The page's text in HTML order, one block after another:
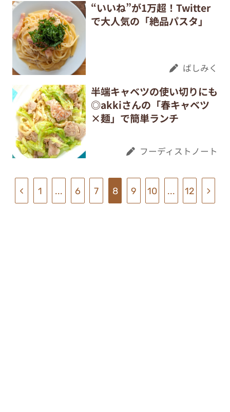
“いいね”が1万超！Twitter
で大人気の「絶品パスタ」
ばしみく
半端キャベツの使い切りにも
◎akkiさんの「春キャベツ
×麺」で簡単ランチ
フーディストノート
1 ... 6 7 8 9 10 ... 12